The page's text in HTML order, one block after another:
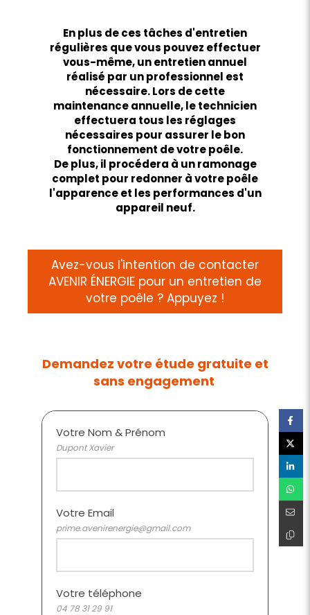
En plus de ces tâches d'entretien
régulières que vous pouvez effectuer
vous-même, un entretien annuel
réalisé par un professionnel est
nécessaire. Lors de cette
maintenance annuelle, le technicien
effectuera tous les réglages
nécessaires pour assurer le bon
fonctionnement de votre poêle.
De plus, il procédera à un ramonage
complet pour redonner à votre poêle
l'apparence et les performances d'un
appareil neuf.
Avez-vous l'intention de contacter
AVENIR ÉNERGIE pour un entretien de
votre poêle ? Appuyez !
Demandez votre étude gratuite et
sans engagement
Votre Nom & Prénom
Dupont Xavier
Votre Email
prime.avenirenergie@gmail.com
Votre téléphone
04 78 31 29 91